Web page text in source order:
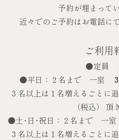
予約が埋まって
近々でのご予約はお電話に
ご利用
●定員
●平日：２名まで 一室
３名以上は１名増えるごとに
（税込） 頂
●土･日･祝日：２名まで 一室
３名以上は１名増えるごとに